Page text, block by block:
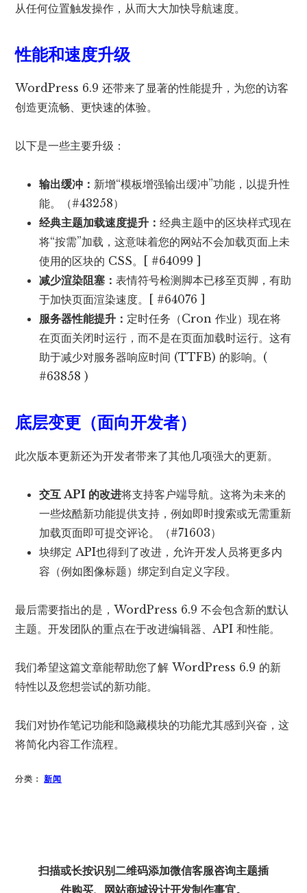
从任何位置触发操作，从而大大加快导航速度。
性能和速度升级
WordPress 6.9 还带来了显著的性能提升，为您的访客
创造更流畅、更快速的体验。
以下是一些主要升级：
输出缓冲： 新增“模板增强输出缓冲”功能，以提升性
能。（#43258）
经典主题加载速度提升：经典主题中的区块样式现在
将“按需”加载，这意味着您的网站不会加载页面上未
使用的区块的 CSS。[ #64099 ]
减少渲染阻塞：表情符号检测脚本已移至页脚，有助
于加快页面渲染速度。[ #64076 ]
服务器性能提升： 定时任务（Cron 作业）现在将
在页面关闭时运行，而不是在页面加载时运行。这有
助于减少对服务器响应时间 (TTFB) 的影响。(
#63858 )
底层变更（面向开发者）
此次版本更新还为开发者带来了其他几项强大的更新。
交互 API 的改进将支持客户端导航。这将为未来的
一些炫酷新功能提供支持，例如即时搜索或无需重新
加载页面即可提交评论。（#71603）
块绑定 API也得到了改进，允许开发人员将更多内
容（例如图像标题）绑定到自定义字段。
最后需要指出的是，WordPress 6.9 不会包含新的默认
主题。开发团队的重点在于改进编辑器、API 和性能。
我们希望这篇文章能帮助您了解 WordPress 6.9 的新
特性以及您想尝试的新功能。
我们对协作笔记功能和隐藏模块的功能尤其感到兴奋，这
将简化内容工作流程。
分类：新闻
扫描或长按识别二维码添加微信客服咨询主题插
件购买、网站商城设计开发制作事宜。